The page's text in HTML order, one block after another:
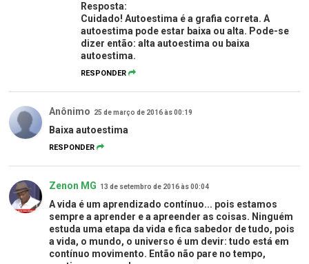
Resposta:
Cuidado! Autoestima é a grafia correta. A
autoestima pode estar baixa ou alta. Pode-se
dizer então: alta autoestima ou baixa
autoestima.
RESPONDER
Anônimo 25 de março de 2016 às 00:19
Baixa autoestima
RESPONDER
Zenon MG 13 de setembro de 2016 às 00:04
A vida é um aprendizado contínuo... pois estamos
sempre a aprender e a apreender as coisas. Ninguém
estuda uma etapa da vida e fica sabedor de tudo, pois
a vida, o mundo, o universo é um devir: tudo está em
contínuo movimento. Então não pare no tempo,